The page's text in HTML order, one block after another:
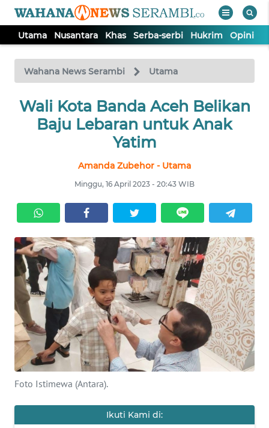
Utama Nusantara Khas Serba-serbi Hukrim Opini
Wahana News Serambi Utama
Wali Kota Banda Aceh Belikan
Baju Lebaran untuk Anak
Yatim
Amanda Zubehor - Utama
Minggu, 16 April 2023 - 20:43 WIB
Foto Istimewa (Antara).
Ikuti Kami di:
TV
Tutup
UTAMA
SERBA-
SERBI
HUKRIM
OPINI
PERISTIWA
Informasi
BERITA
KONTAK